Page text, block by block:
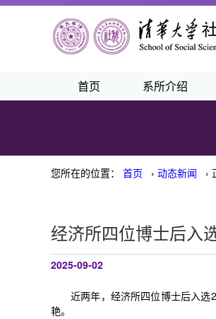
首页 系所介绍
您所在的位置： 首页 › 动态新闻 ›
经济所四位博士后入
2025-09-02
近两年，经济所四位博士后入选
艳。